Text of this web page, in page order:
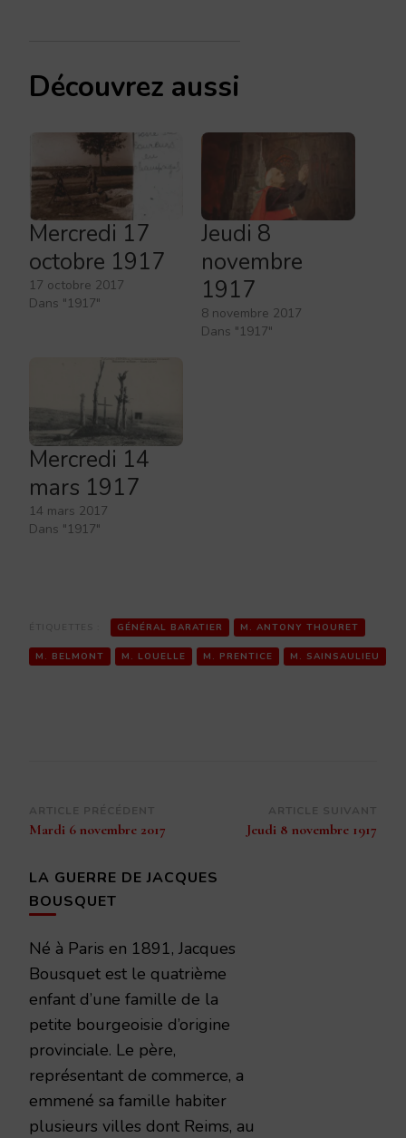
Découvrez aussi
Mercredi 17
octobre 1917
17 octobre 2017
Dans "1917"
Jeudi 8
novembre
1917
8 novembre 2017
Dans "1917"
Mercredi 14
mars 1917
14 mars 2017
Dans "1917"
GÉNÉRAL BARATIER M. ANTONY THOURET
M. BELMONT M. LOUELLE M. PRENTICE M. SAINSAULIEU
Navigation
d’article
Mardi 6 novembre 2017 Jeudi 8 novembre 1917
LA GUERRE DE JACQUES
BOUSQUET
Né à Paris en 1891, Jacques
Bousquet est le quatrième
enfant d’une famille de la
petite bourgeoisie d’origine
provinciale. Le père,
représentant de commerce, a
emmené sa famille habiter
plusieurs villes dont Reims, au